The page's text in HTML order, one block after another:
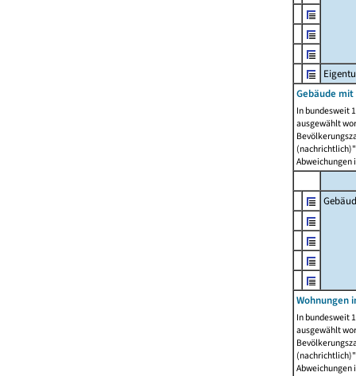
Gebäude
In bundesweit
ausgewählt
Abweichungen
Wohnungen
In bundesweit
ausgewählt
Abweichungen